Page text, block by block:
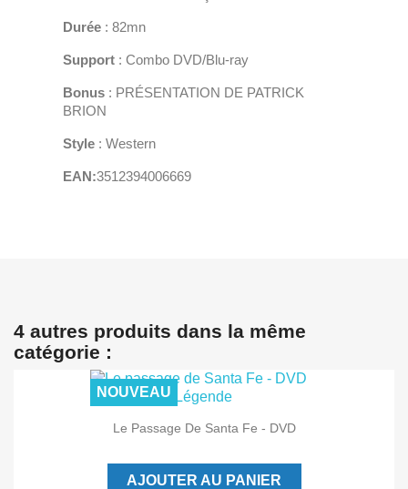
Durée : 82mn
Support : Combo DVD/Blu-ray
Bonus : PRÉSENTATION DE PATRICK
BRION
Style : Western
EAN:3512394006669
4 autres produits dans la même
catégorie :
Le Passage De Santa Fe - DVD
AJOUTER AU PANIER
NOUVEAU